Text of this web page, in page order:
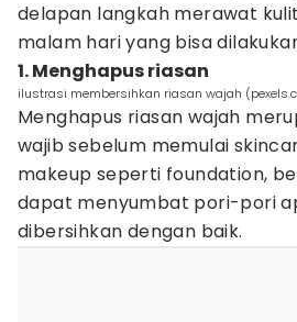
delapan langkah merawat
malam hari yang bisa
1. Menghapus riasan
ilustrasi membersihkan riasan wajah
Menghapus riasan wajah
wajib sebelum memulai
makeup seperti foundation,
dapat menyumbat pori-pori
dibersihkan dengan baik.